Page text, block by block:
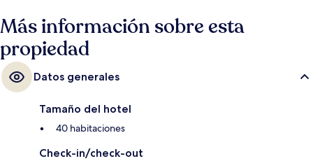
Más información sobre esta
propiedad
Datos generales
Tamaño del hotel
40 habitaciones
Check-in/check-out